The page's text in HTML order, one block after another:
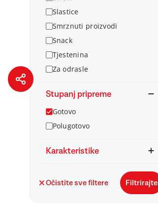
Slastice
Smrznuti proizvodi
Snack
Tjestenina
Za odrasle
Stupanj pripreme
Gotovo
Polugotovo
Karakteristike
Očistite sve filtere Filtrirajte